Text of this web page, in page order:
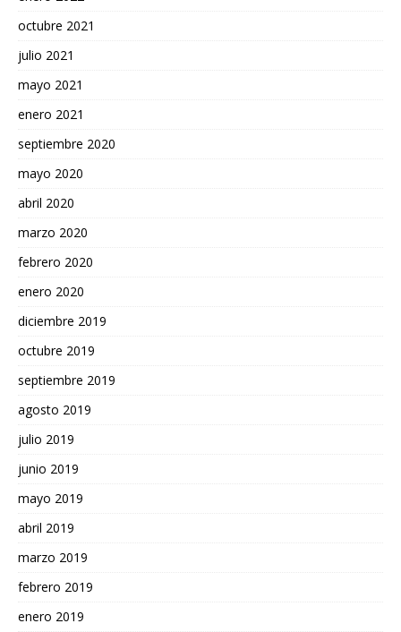
octubre 2021
julio 2021
mayo 2021
enero 2021
septiembre 2020
mayo 2020
abril 2020
marzo 2020
febrero 2020
enero 2020
diciembre 2019
octubre 2019
septiembre 2019
agosto 2019
julio 2019
junio 2019
mayo 2019
abril 2019
marzo 2019
febrero 2019
enero 2019